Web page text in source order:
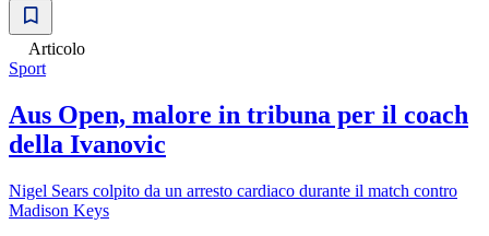
Articolo
Sport
Aus Open, malore in tribuna per il coach
della Ivanovic
Nigel Sears colpito da un arresto cardiaco durante il match contro
Madison Keys